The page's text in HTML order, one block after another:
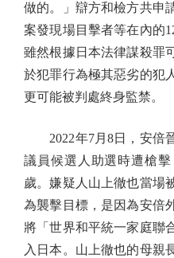
做的。」辯方和檢方共申
案發現場目擊者等在內的
雖然根據日本法律謀殺罪
於犯罪行為極其惡劣的犯
更可能被判處終身監禁。
2022年7月8日，安倍
議員候選人助選時遭槍
歲。嫌疑人山上徹也當場
為襲擊目標，是因為安倍
將「世界和平統一家庭聯
入日本。山上徹也的母親